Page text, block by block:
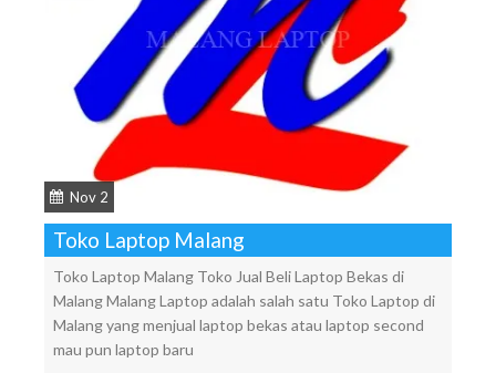
Nov 2
Toko Laptop Malang
Toko Laptop Malang Toko Jual Beli Laptop Bekas di
Malang Malang Laptop adalah salah satu Toko Laptop di
Malang yang menjual laptop bekas atau laptop second
mau pun laptop baru